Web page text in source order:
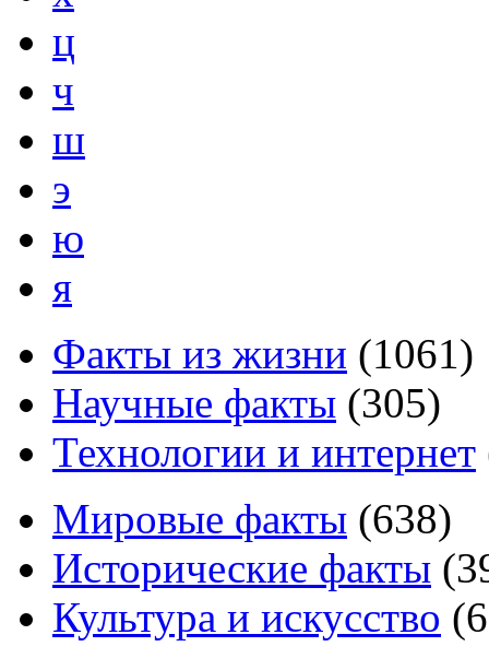
ц
ч
ш
э
ю
я
Факты из жизни (1061)
Научные факты (305)
Технологии и интернет
Мировые факты (638)
Исторические факты (
Культура и искусство (